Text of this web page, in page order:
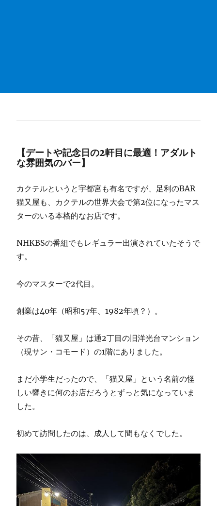
【デートや記念日の2軒目に最適！アダルト
な雰囲気のバー】
カクテルというと宇都宮も有名ですが、足利のBAR
猫又屋も、カクテルの世界大会で第2位になったマス
ターのいる本格的なお店です。
NHKBSの番組でもレギュラー出演されていたそうで
す。
今のマスターで2代目。
創業は40年（昭和57年、1982年頃？）。
その昔、「猫又屋」は通2丁目の旧洋光台マンション
（現サン・コモード）の1階にありました。
まだ小学生だったので、「猫又屋」という名前の怪
しい響きに何のお店だろうとずっと気になっていま
した。
初めて訪問したのは、成人して間もなくでした。